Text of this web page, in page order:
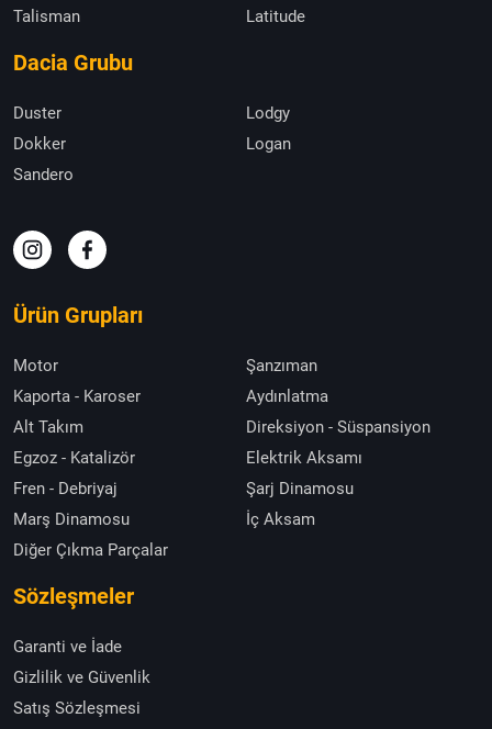
Talisman
Latitude
Dacia Grubu
Duster
Lodgy
Dokker
Logan
Sandero
Ürün Grupları
Motor
Şanzıman
Kaporta - Karoser
Aydınlatma
Alt Takım
Direksiyon - Süspansiyon
Egzoz - Katalizör
Elektrik Aksamı
Fren - Debriyaj
Şarj Dinamosu
Marş Dinamosu
İç Aksam
Diğer Çıkma Parçalar
Sözleşmeler
Garanti ve İade
Gizlilik ve Güvenlik
Satış Sözleşmesi